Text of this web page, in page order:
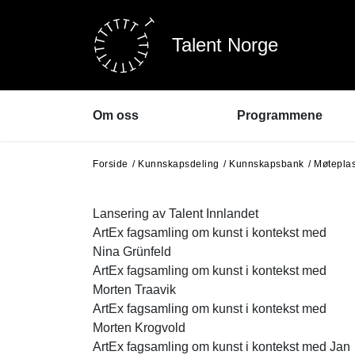
Talent Norge
Om oss
Om Talent Norge
Program- og
søknadsportal
Samarbeidspartnere
Pressebilder
Programmene
Dans
Forside Kunnskapsdeling Kunnskapsbank
Lansering av Talent Innlandet
ArtEx fagsamling om kunst i kontekst med
Nina Grünfeld
ArtEx fagsamling om kunst i kontekst med
Morten Traavik
ArtEx fagsamling om kunst i kontekst med
Morten Krogvold
ArtEx fagsamling om kunst i kontekst med Jan